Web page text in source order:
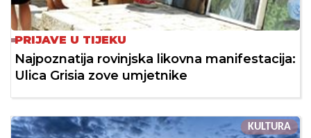
PRIJAVE U TIJEKU
Najpoznatija rovinjska likovna manifestacija:
Ulica Grisia zove umjetnike
KULTURA